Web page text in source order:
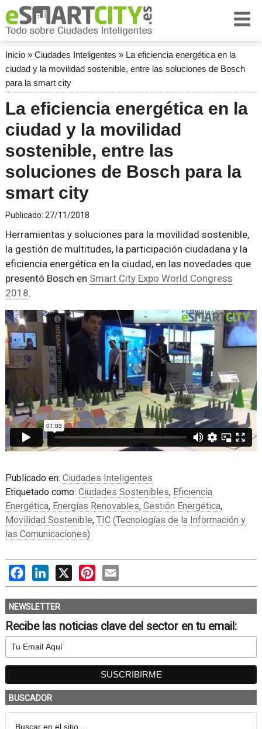
Inicio» Ciudades Inteligentes » La eficiencia energética en la
ciudad y la movilidad sostenible, entre las soluciones de Bosch
para la smart city
La eficiencia energética en la
ciudad y la movilidad
sostenible, entre las
soluciones de Bosch para la
smart city
Publicado: 27/11/2018
Herramientas y soluciones para la movilidad sostenible,
la gestión de multitudes, la participación ciudadana y la
eficiencia energética en la ciudad, en las novedades que
presentó Bosch en Smart City Expo World Congress
2018.
Publicado en: Ciudades Inteligentes
Etiquetado como: Ciudades Sostenibles, Eficiencia
Energética, Energías Renovables, Gestión Energética,
Movilidad Sostenible, TIC (Tecnologías de la Información y
las Comunicaciones)
FacebookLinkedIn
X PinterestEmail
NEWSLETTER
Recibe las noticias clave del sector en tu email:
BUSCADOR